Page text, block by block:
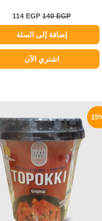
140EGP
114 EGP
إضافة إلى السلة
اشتري الآن
هو:
235 EGP.
هو:
199 EGP.